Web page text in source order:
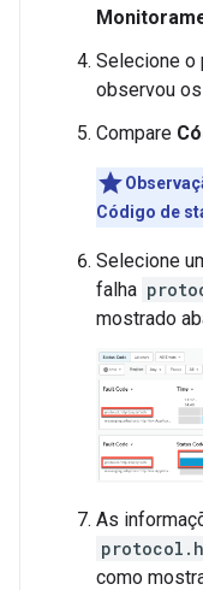
Selecione o
observou
Compare
Código de
Selecione
falha
mostrado
As
como